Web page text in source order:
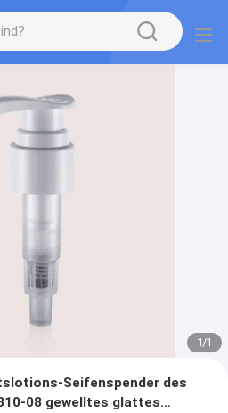
1/1
Seifenspender des
08 gewelltes glattes